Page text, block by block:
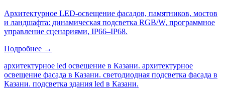
Архитектурное LED-освещение фасадов, памятников, мостов
и ландшафта: динамическая подсветка RGB/W, программное
управление сценариями, IP66–IP68.
Подробнее →
архитектурное led освещение в Казани. архитектурное
освещение фасада в Казани. светодиодная подсветка фасада в
Казани. подсветка здания led в Казани.